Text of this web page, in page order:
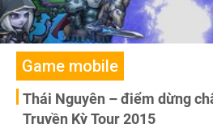
Game mobile
Thái Nguyên – điểm dừng
Truyền Kỳ Tour 2015